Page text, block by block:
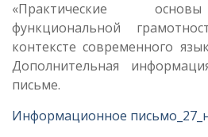
«Практические
функциональной
контексте современного
Дополнительная
письме.
Информационное